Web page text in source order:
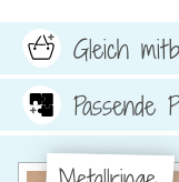
Gleich
Passende